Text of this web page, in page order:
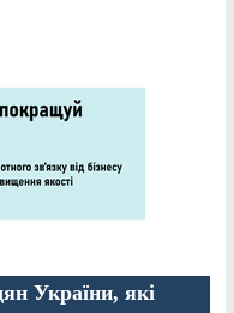
України, які